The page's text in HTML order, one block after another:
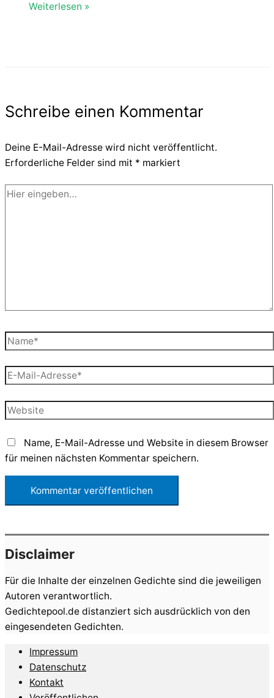
Weiterlesen »
Schreibe einen Kommentar
Deine E-Mail-Adresse wird nicht veröffentlicht.
Erforderliche Felder sind mit * markiert
Hier
Name*
E-
Mail-
Adresse*
Website
Name, E-Mail-Adresse und Website in diesem Browser
für meinen nächsten Kommentar speichern.
Disclaimer
Für die Inhalte der einzelnen Gedichte sind die jeweiligen
Autoren verantwortlich.
Gedichtepool.de distanziert sich ausdrücklich von den
eingesendeten Gedichten.
Impressum
Datenschutz
Kontakt